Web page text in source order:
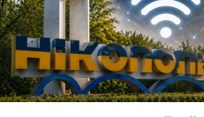
По це повідомили на сторінці
міськради, – передає
Міськрада закликає підприємців